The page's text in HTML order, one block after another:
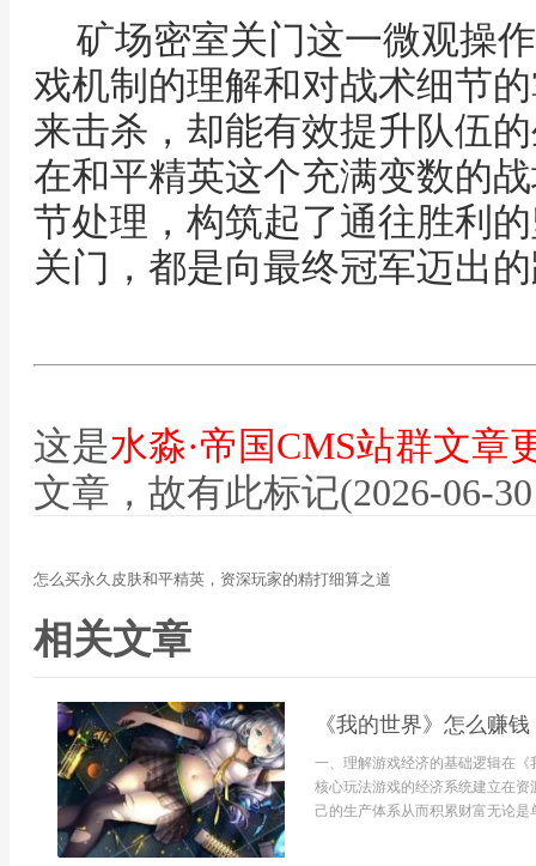
矿场密室关门这一微观操
戏机制的理解和对战术细节
来击杀，却能有效提升队伍
在和平精英这个充满变数的
节处理，构筑起了通往胜利
关门，都是向最终冠军迈出
这是水淼·帝国CMS站群文章
文章，故有此标记(2026-06-
怎么买永久皮肤和平精英，资深玩家的精打细算之道
相关文章
《我的世界》怎么赚
一、理解游戏经济的基础逻辑在
核心玩法游戏的经济系统建立在
己的生产体系从而积累财富无论